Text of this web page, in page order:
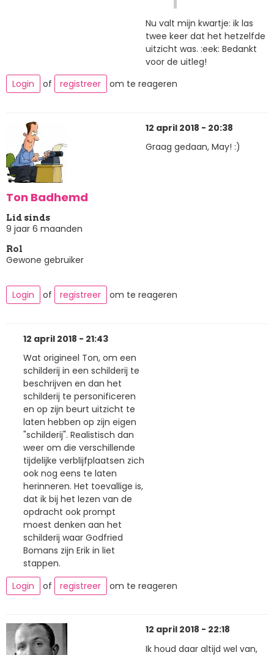
Nu valt mijn kwartje: ik las
twee keer dat het hetzelfde
uitzicht was. :eek: Bedankt
voor de uitleg!
Login
of registreer om te reageren
Ton Badhemd
Lid sinds
9 jaar 6 maanden
Rol
Gewone gebruiker
12 april 2018 - 20:38
Graag gedaan, May! :)
Login of registreer om te reageren
12 april 2018 - 21:43
Wat origineel Ton, om een
schilderij in een schilderij te
beschrijven en dan het
schilderij te personificeren
en op zijn beurt uitzicht te
laten hebben op zijn eigen
"schilderij". Realistisch dan
weer om die verschillende
tijdelijke verblijfplaatsen zich
ook nog eens te laten
herinneren. Het toevallige is,
dat ik bij het lezen van de
opdracht ook prompt
moest denken aan het
schilderij waar Godfried
Bomans zijn Erik in liet
stappen.
Login
of registreer om te reageren
12 april 2018 - 22:18
Ik houd daar altijd wel van,